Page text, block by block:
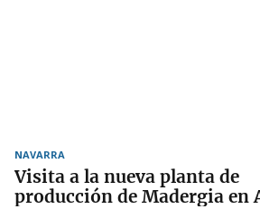
NAVARRA
Visita a la nueva planta de
producción de Madergia en